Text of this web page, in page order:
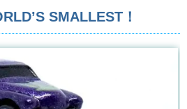
SMALLEST！